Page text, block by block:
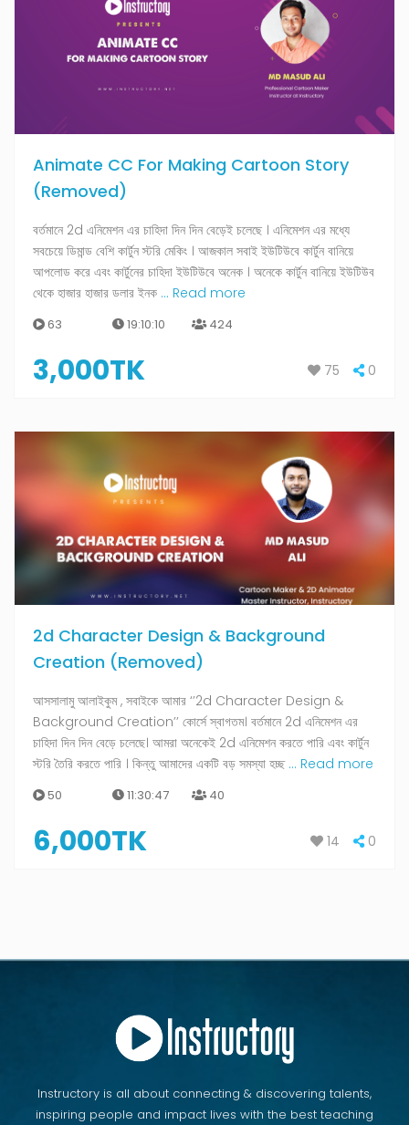
Animate CC For Making Cartoon Story
(Removed)
বর্তমানে 2d এনিমেশন এর চাহিদা দিন দিন বেড়েই চলেছে । এনিমেশন এর মধ্যে
সবচেয়ে ডিমান্ড বেশি কার্টুন স্টরি মেকিং । আজকাল সবাই ইউটিউবে কার্টুন বানিয়ে
আপলোড করে এবং কার্টুনের চাহিদা ইউটিউবে অনেক । অনেকে কার্টুন বানিয়ে ইউটিউব
থেকে হাজার হাজার ডলার ইনক ... Read more
63 19:10:10 424
3,000TK 75 0
2d Character Design & Background
Creation (Removed)
আসসালামু আলাইকুম , সবাইকে আমার ‘’2d Character Design &
Background Creation’’ কোর্সে স্বাগতম। বর্তমানে 2d এনিমেশন এর
চাহিদা দিন দিন বেড়ে চলেছে। আমরা অনেকেই 2d এনিমেশন করতে পারি এবং কার্টুন
স্টরি তৈরি করতে পারি । কিন্তু আমাদের একটি বড় সমস্যা হচ্ছ ... Read more
50 11:30:47 40
6,000TK 14 0
Instructory is all about connecting & discovering talents,
inspiring people and impact lives with the best teaching